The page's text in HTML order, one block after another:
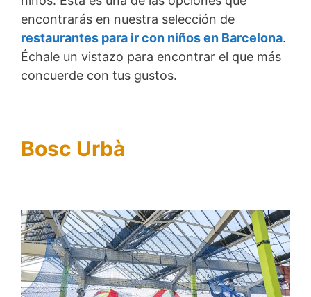
encontrarás en nuestra selección de
restaurantes para ir con niños en Barcelona.
Échale un vistazo para encontrar el que más
concuerde con tus gustos.
Bosc Urbà